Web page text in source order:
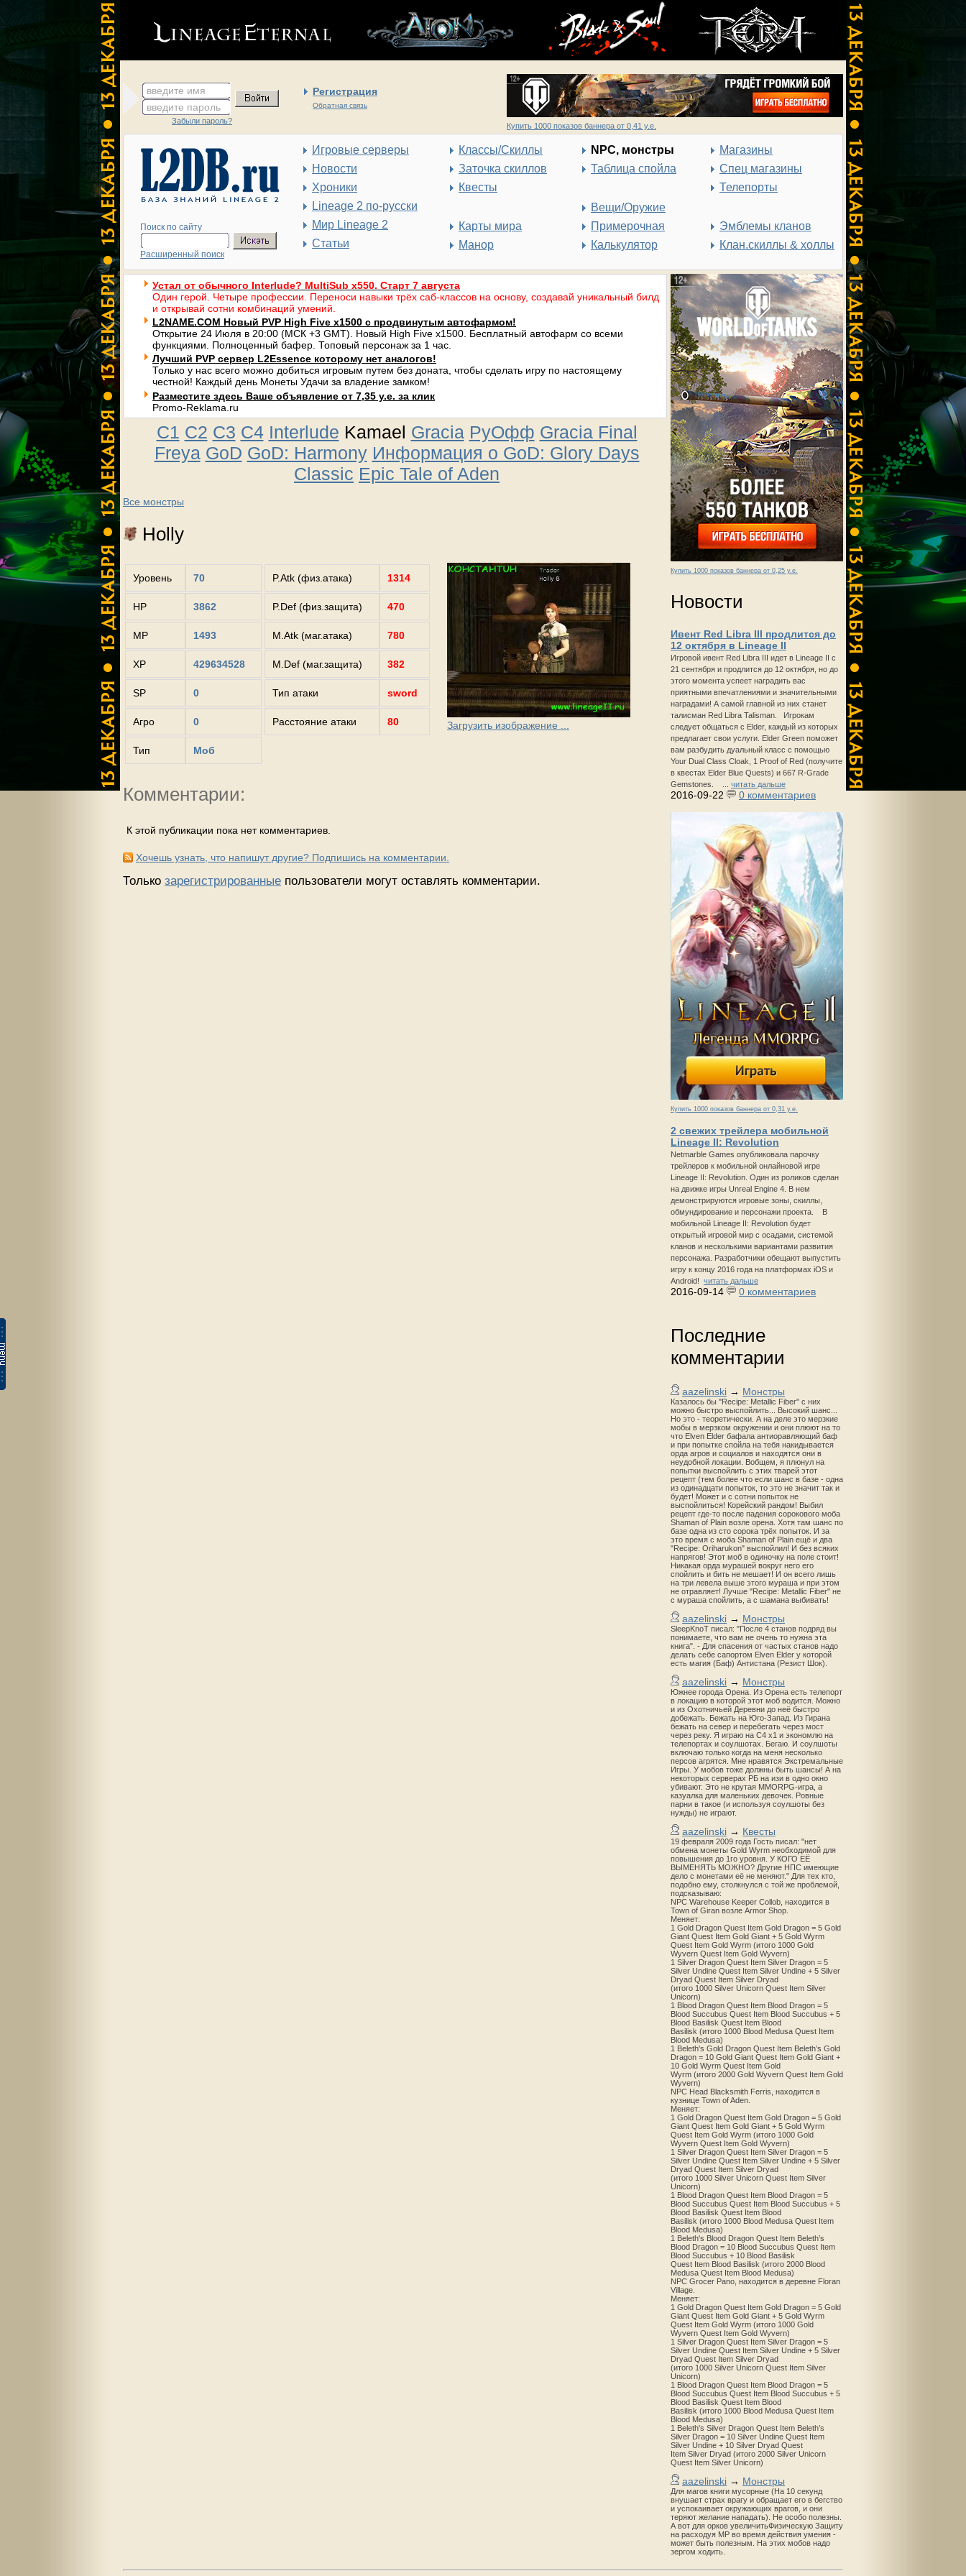
введите имя Регистрация
Обратная связь
введите пароль
Забыли пароль?
Купить 1000 показов баннера от 0,41 у.е.
Поиск по сайту
Расширенный поиск
Игровые серверы
Новости
Хроники
Lineage 2 по-русски
Мир Lineage 2
Статьи
Классы/Скиллы
Заточка скиллов
Квесты
Карты мира
Манор
NPC, монстры
Таблица спойла
Вещи/Оружие
Примерочная
Калькулятор
Магазины
Спец магазины
Телепорты
Эмблемы кланов
Клан.скиллы & холлы
Купить 1000 показов баннера от 0,25 у.е.
Новости
Ивент Red Libra III продлится до
12 октября в Lineage II
Игровой ивент Red Libra III идет в Lineage II с
21 сентября и продлится до 12 октября, но до
этого момента успеет наградить вас
приятными впечатлениями и значительными
наградами! А самой главной из них станет
талисман Red Libra Talisman. Игрокам
следует общаться с Elder, каждый из которых
предлагает свои услуги. Elder Green поможет
вам разбудить дуальный класс с помощью
Your Dual Class Cloak, 1 Proof of Red (получите
в квестах Elder Blue Quests) и 667 R-Grade
Gemstones. ... читать дальше
2016-09-22 0 комментариев
Купить 1000 показов баннера от 0,31 у.е.
2 свежих трейлера мобильной
Lineage II: Revolution
Netmarble Games опубликовала парочку
трейлеров к мобильной онлайновой игре
Lineage II: Revolution. Один из роликов сделан
на движке игры Unreal Engine 4. В нем
демонстрируются игровые зоны, скиллы,
обмундирование и персонажи проекта. В
мобильной Lineage II: Revolution будет
открытый игровой мир с осадами, системой
кланов и несколькими вариантами развития
персонажа. Разработчики обещают выпустить
игру к концу 2016 года на платформах iOS и
Android! читать дальше
2016-09-14 0 комментариев
Последние
комментарии
aazelinski → Монстры
Казалось бы "Recipe: Metallic Fiber" с них
можно быстро выспойлить... Высокий шанс...
Но это - теоретически. А на деле это мерзкие
мобы в мерзком окружении и они плюют на то
что Elven Elder бафала антиоравляющий баф
и при попытке спойла на тебя накидывается
орда агров и социалов и находятся они в
неудобной локации. Вобщем, я плюнул на
попытки выспойлить с этих тварей этот
рецепт (тем более что если шанс в базе - одна
из одинадцати попыток, то это не значит так и
будет! Может и с сотни попыток не
выспойлиться! Корейский рандом! Выбил
рецепт где-то после падения сорокового моба
Shaman of Plain возле орена. Хотя там шанс по
базе одна из сто сорока трёх попыток. И за
это время с моба Shaman of Plain ещё и два
"Recipe: Oriharukon" выспойлил! И без всяких
напрягов! Этот моб в одиночку на поле стоит!
Никакая орда мурашей вокруг него его
спойлить и бить не мешает! И он всего лишь
на три левела выше этого мураша и при этом
не отравляет! Лучше "Recipe: Metallic Fiber" не
с мураша спойлить, а с шамана выбивать!
aazelinski → Монстры
SleepKnoT писал: "После 4 станов подряд вы
понимаете, что вам не очень то нужна эта
книга". - Для спасения от частых станов надо
делать себе сапортом Elven Elder у которой
есть магия (Баф) Антистана (Резист Шок).
aazelinski → Монстры
Южнее города Орена. Из Орена есть телепорт
в локацию в которой этот моб водится. Можно
и из Охотничьей Деревни до неё быстро
добежать. Бежать на Юго-Запад. Из Гирана
бежать на север и перебегать через мост
через реку. Я играю на С4 х1 и экономлю на
телепортах и соулшотах. Бегаю. И соулшоты
включаю только когда на меня несколько
персов агрятся. Мне нравятся Экстремальные
Игры. У мобов тоже должны быть шансы! А на
некоторых серверах РБ на изи в одно окно
убивают. Это не крутая MMORPG-игра, а
казуалка для маленьких девочек. Ровные
парни в такое (и используя соулшоты без
нужды) не играют.
aazelinski → Квесты
19 февраля 2009 года Гость писал: "нет
обмена монеты Gold Wyrm необходимой для
повышения до 1го уровня. У КОГО ЕЁ
ВЫМЕНЯТЬ МОЖНО? Другие НПС имеющие
дело с монетами её не меняют." Для тех кто,
подобно ему, столкнулся с той же проблемой,
подсказываю:
NPC Warehouse Keeper Collob, находится в
Town of Giran возле Armor Shop.
Меняет:
1 Gold Dragon Quest Item Gold Dragon = 5 Gold
Giant Quest Item Gold Giant + 5 Gold Wyrm
Quest Item Gold Wyrm (итого 1000 Gold
Wyvern Quest Item Gold Wyvern)
1 Silver Dragon Quest Item Silver Dragon = 5
Silver Undine Quest Item Silver Undine + 5 Silver
Dryad Quest Item Silver Dryad
(итого 1000 Silver Unicorn Quest Item Silver
Unicorn)
1 Blood Dragon Quest Item Blood Dragon = 5
Blood Succubus Quest Item Blood Succubus + 5
Blood Basilisk Quest Item Blood
Basilisk (итого 1000 Blood Medusa Quest Item
Blood Medusa)
1 Beleth's Gold Dragon Quest Item Beleth’s Gold
Dragon = 10 Gold Giant Quest Item Gold Giant +
10 Gold Wyrm Quest Item Gold
Wyrm (итого 2000 Gold Wyvern Quest Item Gold
Wyvern)
NPC Head Blacksmith Ferris, находится в
кузнице Town of Aden.
Меняет:
1 Gold Dragon Quest Item Gold Dragon = 5 Gold
Giant Quest Item Gold Giant + 5 Gold Wyrm
Quest Item Gold Wyrm (итого 1000 Gold
Wyvern Quest Item Gold Wyvern)
1 Silver Dragon Quest Item Silver Dragon = 5
Silver Undine Quest Item Silver Undine + 5 Silver
Dryad Quest Item Silver Dryad
(итого 1000 Silver Unicorn Quest Item Silver
Unicorn)
1 Blood Dragon Quest Item Blood Dragon = 5
Blood Succubus Quest Item Blood Succubus + 5
Blood Basilisk Quest Item Blood
Basilisk (итого 1000 Blood Medusa Quest Item
Blood Medusa)
1 Beleth's Blood Dragon Quest Item Beleth’s
Blood Dragon = 10 Blood Succubus Quest Item
Blood Succubus + 10 Blood Basilisk
Quest Item Blood Basilisk (итого 2000 Blood
Medusa Quest Item Blood Medusa)
NPC Grocer Pano, находится в деревне Floran
Village.
Меняет:
1 Gold Dragon Quest Item Gold Dragon = 5 Gold
Giant Quest Item Gold Giant + 5 Gold Wyrm
Quest Item Gold Wyrm (итого 1000 Gold
Wyvern Quest Item Gold Wyvern)
1 Silver Dragon Quest Item Silver Dragon = 5
Silver Undine Quest Item Silver Undine + 5 Silver
Dryad Quest Item Silver Dryad
(итого 1000 Silver Unicorn Quest Item Silver
Unicorn)
1 Blood Dragon Quest Item Blood Dragon = 5
Blood Succubus Quest Item Blood Succubus + 5
Blood Basilisk Quest Item Blood
Basilisk (итого 1000 Blood Medusa Quest Item
Blood Medusa)
1 Beleth's Silver Dragon Quest Item Beleth’s
Silver Dragon = 10 Silver Undine Quest Item
Silver Undine + 10 Silver Dryad Quest
Item Silver Dryad (итого 2000 Silver Unicorn
Quest Item Silver Unicorn)
aazelinski → Монстры
Для магов книги мусорные (На 10 секунд
внушает страх врагу и обращает его в бегство
и успокаивает окружающих врагов, и они
теряют желание нападать). Не особо полезны.
А вот для орков увеличитьФизическую Защиту
на расходуя MP во время действия умения -
может быть полезным. На этих мобов надо
зергом ходить.
Устал от обычного Interlude? MultiSub x550. Старт 7 августа
Один герой. Четыре профессии. Переноси навыки трёх саб-классов на основу, создавай уникальный билд
и открывай сотни комбинаций умений.
L2NAME.COM Новый PVP High Five x1500 с продвинутым автофармом!
Открытие 24 Июля в 20:00 (МСК +3 GMT). Новый High Five x1500. Бесплатный автофарм со всеми
функциями. Полноценный бафер. Топовый персонаж за 1 час.
Лучший PVP сервер L2Essence которому нет аналогов!
Только у нас всего можно добиться игровым путем без доната, чтобы сделать игру по настоящему
честной! Каждый день Монеты Удачи за владение замком!
Разместите здесь Ваше объявление от 7,35 у.е. за клик
Promo-Reklama.ru
C1 C2 C3 C4 Interlude Kamael Gracia РуОфф Gracia Final
Freya GoD GoD: Harmony Информация о GoD: Glory Days
Classic Epic Tale of Aden
Все монстры
Holly
Уровень 70
HP 3862
MP 1493
XP 429634528
SP 0
Агро 0
Тип Моб
P.Atk (физ.атака) 1314
P.Def (физ.защита) 470
M.Atk (маг.атака) 780
M.Def (маг.защита) 382
Тип атаки sword
Расстояние атаки 80 Загрузить изображение ...
Комментарии:
К этой публикации пока нет комментариев.
Хочешь узнать, что напишут другие? Подпишись на комментарии.
Только зарегистрированные пользователи могут оставлять комментарии.